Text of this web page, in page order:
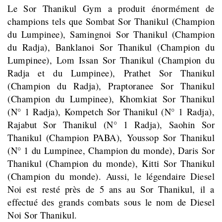
Le Sor Thanikul Gym a produit énormément de
champions tels que Sombat Sor Thanikul (Champion
du Lumpinee), Samingnoi Sor Thanikul (Champion
du Radja), Banklanoi Sor Thanikul (Champion du
Lumpinee), Lom Issan Sor Thanikul (Champion du
Radja et du Lumpinee), Prathet Sor Thanikul
(Champion du Radja), Praptoranee Sor Thanikul
(Champion du Lumpinee), Khomkiat Sor Thanikul
(N° 1 Radja), Kompetch Sor Thanikul (N° 1 Radja),
Rajabut Sor Thanikul (N° 1 Radja), Saohin Sor
Thanikul (Champion PABA), Youssop Sor Thanikul
(N° 1 du Lumpinee, Champion du monde), Daris Sor
Thanikul (Champion du monde), Kitti Sor Thanikul
(Champion du monde). Aussi, le légendaire Diesel
Noi est resté près de 5 ans au Sor Thanikul, il a
effectué des grands combats sous le nom de Diesel
Noi Sor Thanikul.